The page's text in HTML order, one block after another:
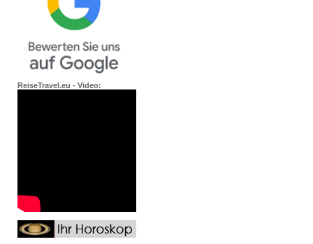
ReiseTravel.eu - Video: